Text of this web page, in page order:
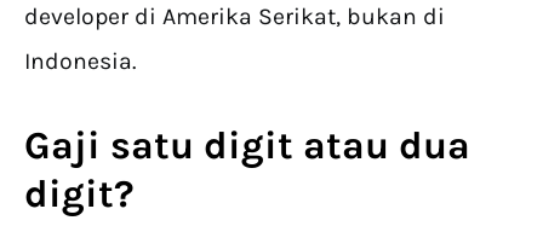
developer di Amerika Serikat, bukan di
Indonesia.
Gaji satu digit atau dua
digit?